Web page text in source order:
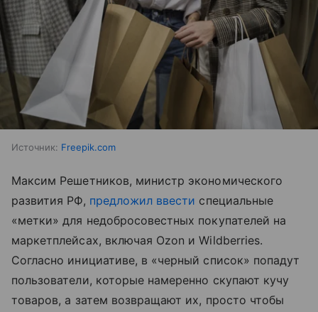
Источник: Freepik.com
Максим Решетников, министр экономического
развития РФ, предложил ввести специальные
«метки» для недобросовестных покупателей на
маркетплейсах, включая Ozon и Wildberries.
Согласно инициативе, в «черный список» попадут
пользователи, которые намеренно скупают кучу
товаров, а затем возвращают их, просто чтобы